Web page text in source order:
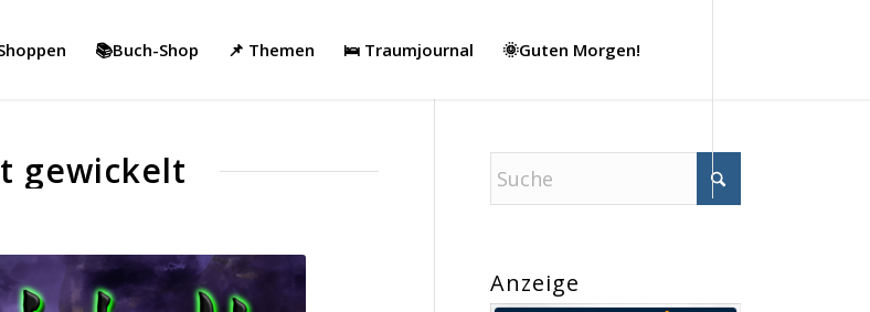
📚Buch-Shop 📌 Themen 🛌 Traumjournal 🌞Guten Morgen!
gewickelt
Anzeige